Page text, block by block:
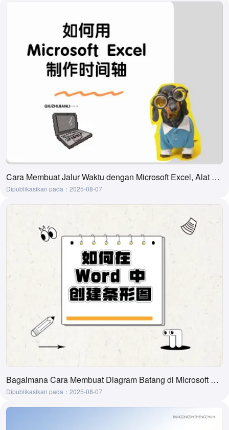
Cara Membuat Jalur Waktu dengan Microsoft Excel, Alat Pembuatan dengan Satu Tombol
Dipublikasikan pada：2025-08-07
Bagaimana Cara Membuat Diagram Batang di Microsoft Word
Dipublikasikan pada：2025-08-07